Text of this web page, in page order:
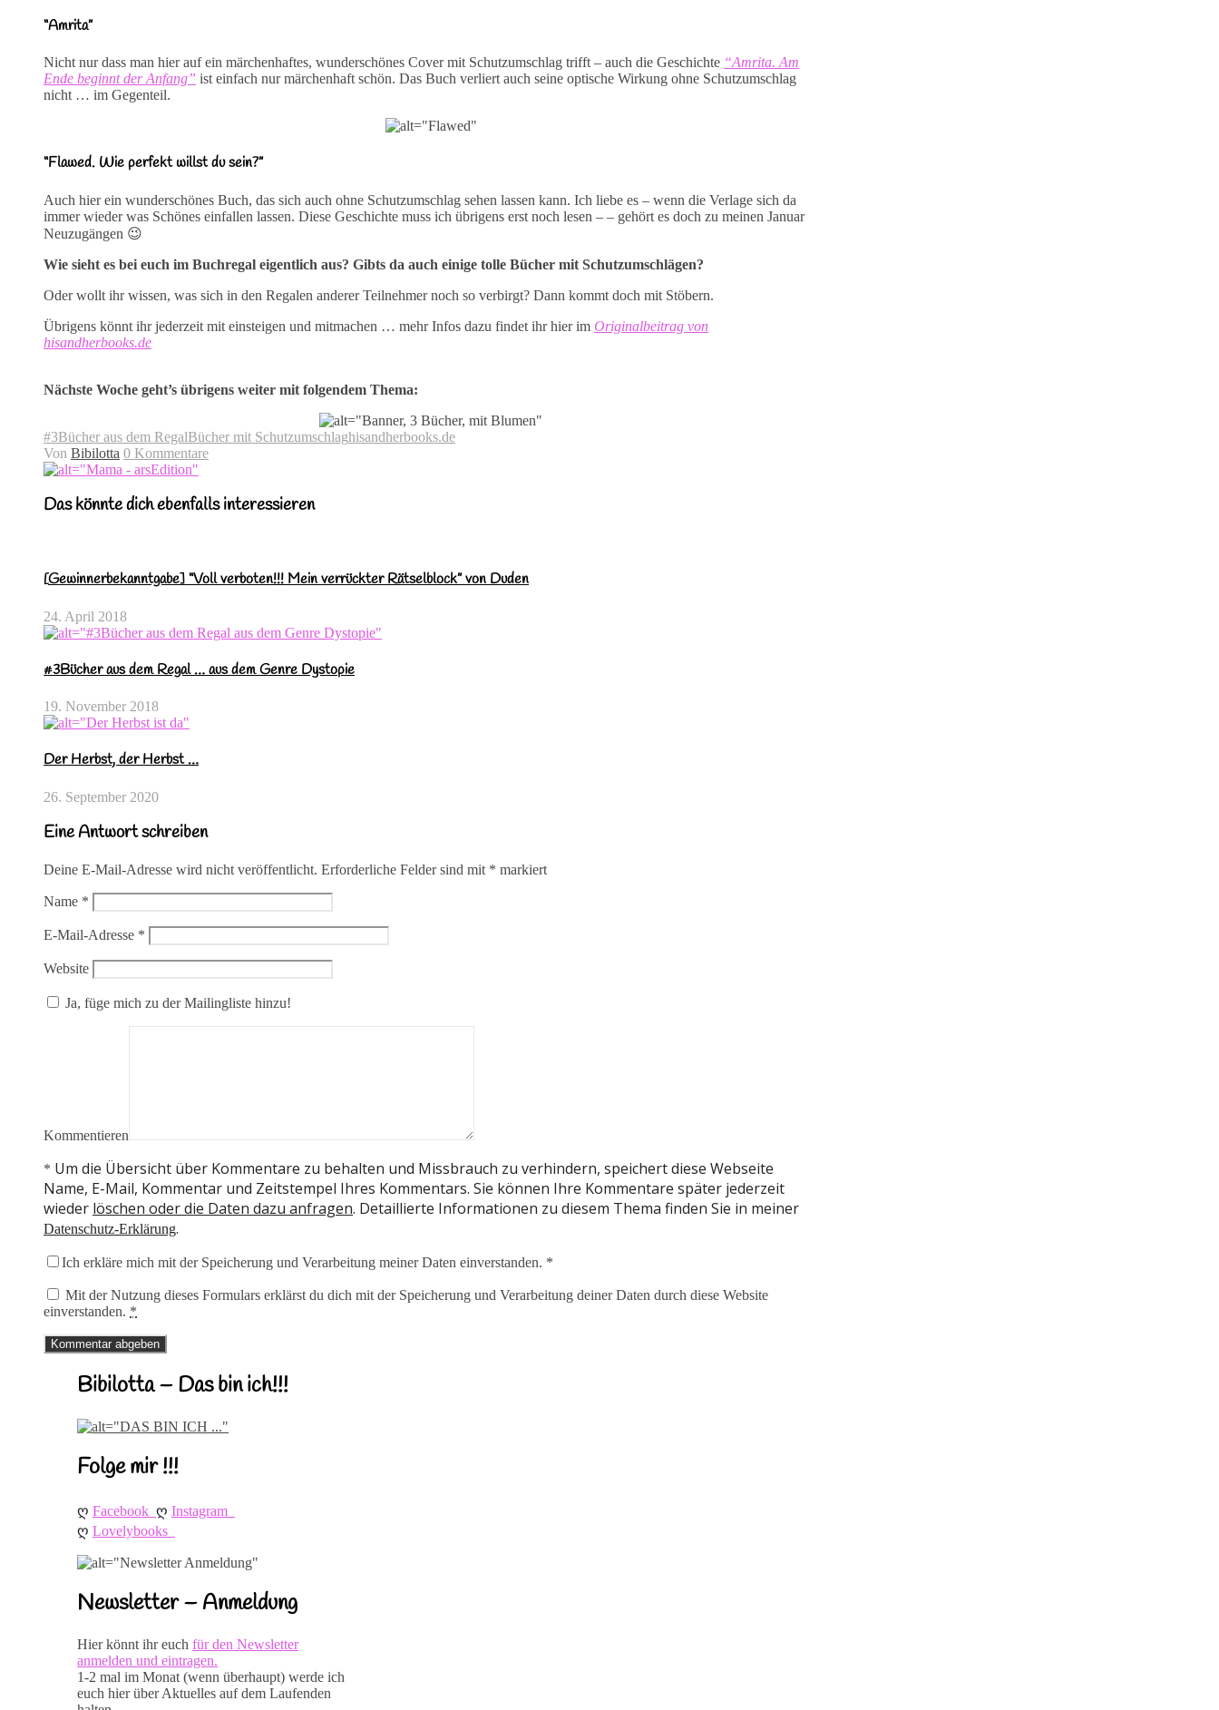
“Amrita”
Nicht nur dass man hier auf ein märchenhaftes, wunderschönes Cover mit Schutzumschlag trifft – auch die Geschichte “Amrita. Am
Ende beginnt der Anfang” ist einfach nur märchenhaft schön. Das Buch verliert auch seine optische Wirkung ohne Schutzumschlag
nicht … im Gegenteil.
“Flawed. Wie perfekt willst du sein?”
Auch hier ein wunderschönes Buch, das sich auch ohne Schutzumschlag sehen lassen kann. Ich liebe es – wenn die Verlage sich da
immer wieder was Schönes einfallen lassen. Diese Geschichte muss ich übrigens erst noch lesen – – gehört es doch zu meinen Januar
Neuzugängen 😉
Wie sieht es bei euch im Buchregal eigentlich aus? Gibts da auch einige tolle Bücher mit Schutzumschlägen?
Oder wollt ihr wissen, was sich in den Regalen anderer Teilnehmer noch so verbirgt? Dann kommt doch mit Stöbern.
Übrigens könnt ihr jederzeit mit einsteigen und mitmachen … mehr Infos dazu findet ihr hier im Originalbeitrag von
hisandherbooks.de
Nächste Woche geht’s übrigens weiter mit folgendem Thema:
#3Bücher aus dem RegalBücher mit Schutzumschlaghisandherbooks.de
Von Bibilotta 0 Kommentare
Das könnte dich ebenfalls interessieren
[Gewinnerbekanntgabe] “Voll verboten!!! Mein verrückter Rätselblock” von Duden
24. April 2018
#3Bücher aus dem Regal … aus dem Genre Dystopie
19. November 2018
Der Herbst, der Herbst …
26. September 2020
Eine Antwort schreiben
Deine E-Mail-Adresse wird nicht veröffentlicht. Erforderliche Felder sind mit * markiert
Name *
E-Mail-Adresse *
Website
Ja, füge mich zu der Mailingliste hinzu!
Kommentieren
* Um die Übersicht über Kommentare zu behalten und Missbrauch zu verhindern, speichert diese Webseite
Name, E-Mail, Kommentar und Zeitstempel Ihres Kommentars. Sie können Ihre Kommentare später jederzeit
wieder löschen oder die Daten dazu anfragen. Detaillierte Informationen zu diesem Thema finden Sie in meiner
Datenschutz-Erklärung.
Ich erkläre mich mit der Speicherung und Verarbeitung meiner Daten einverstanden. *
Mit der Nutzung dieses Formulars erklärst du dich mit der Speicherung und Verarbeitung deiner Daten durch diese Website
einverstanden. *
Bibilotta – Das bin ich!!!
Folge mir !!!
ღ Facebook ღ Instagram
ღ Lovelybooks
Newsletter – Anmeldung
Hier könnt ihr euch für den Newsletter
anmelden und eintragen.
1-2 mal im Monat (wenn überhaupt) werde ich
euch hier über Aktuelles auf dem Laufenden